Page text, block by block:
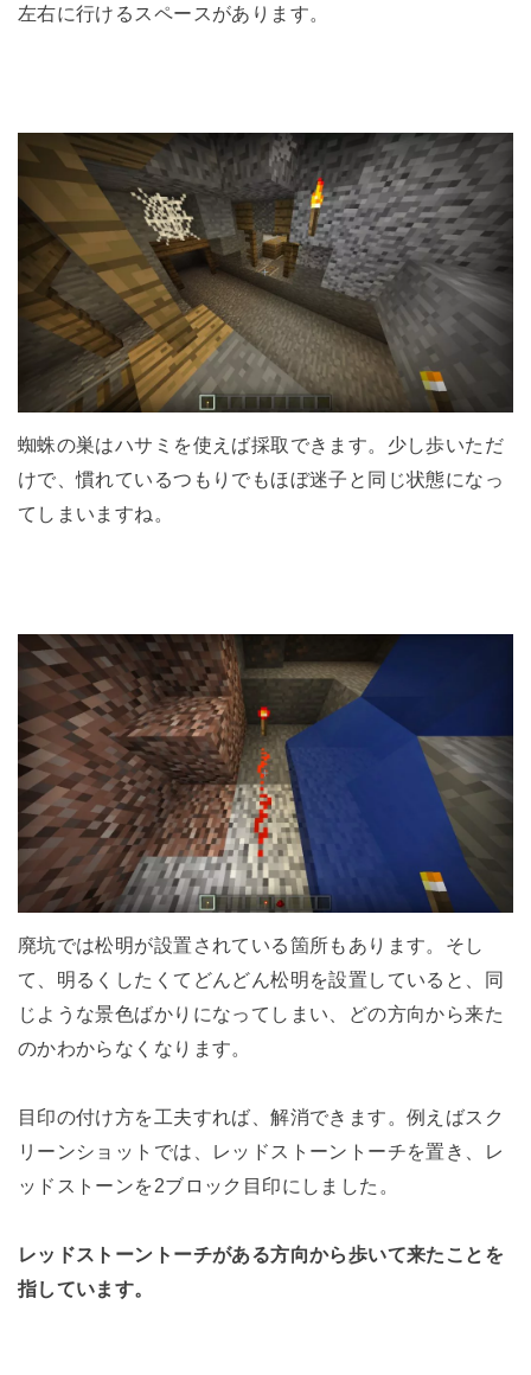
左右に行けるスペースがあります。
蜘蛛の巣はハサミを使えば採取できます。少し歩いただ
けで、慣れているつもりでもほぼ迷子と同じ状態になっ
てしまいますね。
廃坑では松明が設置されている箇所もあります。そし
て、明るくしたくてどんどん松明を設置していると、同
じような景色ばかりになってしまい、どの方向から来た
のかわからなくなります。
目印の付け方を工夫すれば、解消できます。例えばスク
リーンショットでは、レッドストーントーチを置き、レ
ッドストーンを2ブロック目印にしました。
レッドストーントーチがある方向から歩いて来たことを
指しています。